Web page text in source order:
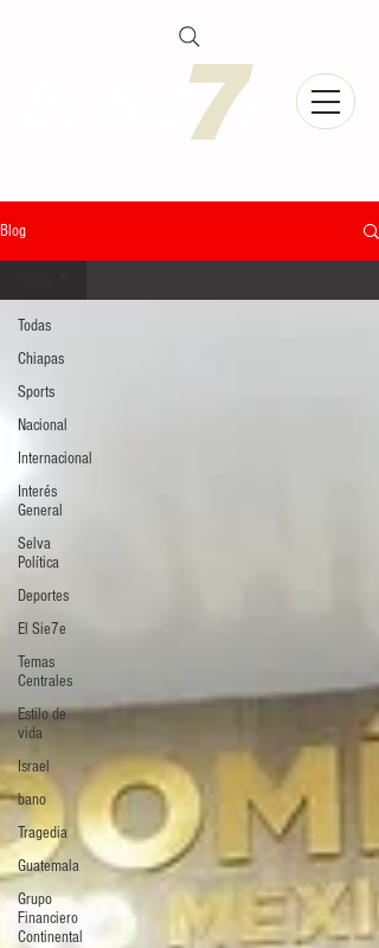
Blog
Todas
Chiapas
Sports
Nacional
Internacional
Interés
General
Selva
Política
Deportes
El Sie7e
Temas
Centrales
Estilo de
vida
Israel
bano
Tragedia
Guatemala
Grupo
Financiero
Continental